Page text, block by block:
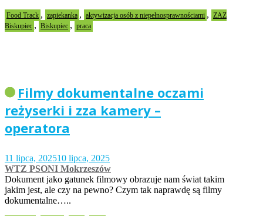
Food Track , zapiekanka , aktywizacja osób z niepełnosprawnościami ,
ZAZ
Biskupiec , Biskupiec , praca
Filmy dokumentalne oczami
reżyserki i zza kamery –
operatora
11 lipca, 202510 lipca, 2025
WTZ PSONI Mokrzeszów
Dokument jako gatunek filmowy obrazuje nam świat takim
jakim jest, ale czy na pewno? Czym tak naprawdę są filmy
dokumentalne…..